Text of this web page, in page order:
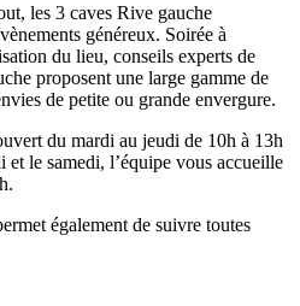
les 3 caves Rive gauche
généreux. Soirée à
du lieu, conseils experts de
proposent une large gamme de
de petite ou grande envergure.
du mardi au jeudi de 10h à 13h
le samedi, l’équipe vous accueille
également de suivre toutes